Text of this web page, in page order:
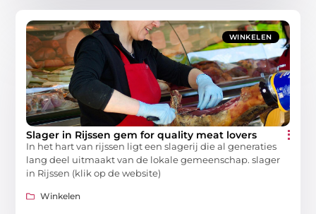
WINKELEN
Slager in Rijssen gem for quality meat lovers
In het hart van rijssen ligt een slagerij die al generaties
lang deel uitmaakt van de lokale gemeenschap. slager
in Rijssen (klik op de website)
Winkelen